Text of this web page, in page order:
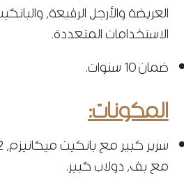
العريضة والأرجل الرفيعة،
الاستخدامات المتعددة.
ضمان 10 سنوات.
المكونات:
مع بف، دولاب كبير.